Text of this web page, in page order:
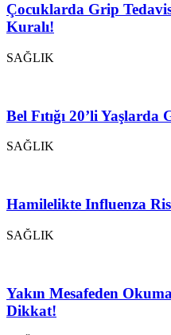
Çocuklarda Grip
Kuralı!
SAĞLIK
Bel Fıtığı 20’li
SAĞLIK
Hamilelikte Influenza
SAĞLIK
Yakın Mesafeden
Dikkat!